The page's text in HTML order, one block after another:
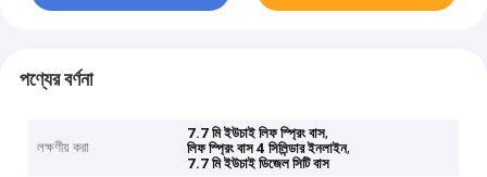
পণ্যের বর্ণনা
লক্ষণীয় করা
7.7 মি ইউচাই লিফ স্প্রিং বাস,
লিফ স্প্রিং বাস 4 সিলিন্ডার ইনলাইন,
7.7 মি ইউচাই ডিজেল সিটি বাস